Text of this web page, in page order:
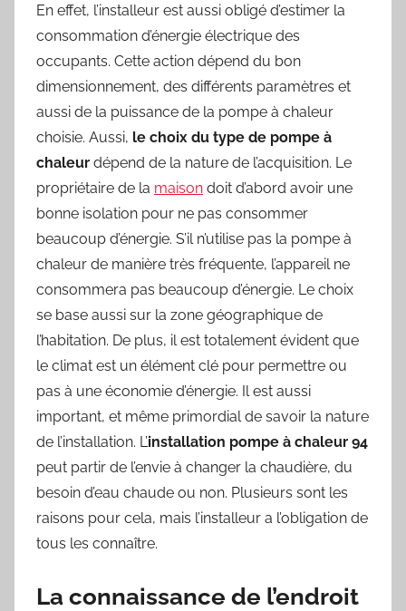
En effet, l’installeur est aussi obligé d’estimer la
consommation d’énergie électrique des
occupants. Cette action dépend du bon
dimensionnement, des différents paramètres et
aussi de la puissance de la pompe à chaleur
choisie. Aussi, le choix du type de pompe à
chaleur dépend de la nature de l’acquisition. Le
propriétaire de la maison doit d’abord avoir une
bonne isolation pour ne pas consommer
beaucoup d’énergie. S’il n’utilise pas la pompe à
chaleur de manière très fréquente, l’appareil ne
consommera pas beaucoup d’énergie. Le choix
se base aussi sur la zone géographique de
l’habitation. De plus, il est totalement évident que
le climat est un élément clé pour permettre ou
pas à une économie d’énergie. Il est aussi
important, et même primordial de savoir la nature
de l’installation. L’installation pompe à chaleur 94
peut partir de l’envie à changer la chaudière, du
besoin d’eau chaude ou non. Plusieurs sont les
raisons pour cela, mais l’installeur a l’obligation de
tous les connaître.
La connaissance de l’endroit